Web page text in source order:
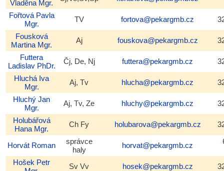
Vladěna Mgr.
Fořtová Pavla
Mgr.
TV fortova@pekargmb.cz
Fousková
Martina Mgr.
Aj fouskova@pekargmb.cz
Futtera
Ladislav PhDr.
Čj, De, Nj futtera@pekargmb.cz
Hluchá Iva
Mgr.
Aj, Tv hlucha@pekargmb.cz
Hluchý Jan
Mgr.
Aj, Tv, Ze hluchy@pekargmb.cz
Holubářová
Hana Mgr.
Ch Fy holubarova@pekargmb.cz
Horvát Roman
správce
haly
horvat@pekargmb.cz
Hošek Petr
Sv Vv hosek@pekargmb.cz